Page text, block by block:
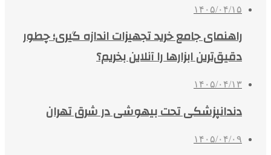
۱۴۰۵/۰۴/۱۵
راهنمای جامع خرید تجهیزات اندازه گیری؛ چطور
دقیق‌ترین ابزارها را آنلاین بخریم؟
۱۴۰۵/۰۴/۱۳
دندانپزشکی تحت بیهوشی در شرق تهران
۱۴۰۵/۰۴/۰۹